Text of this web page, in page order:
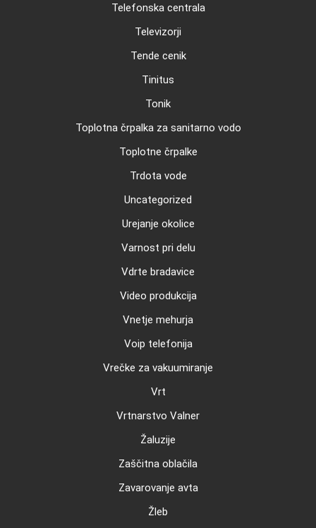
Telefonska centrala
Televizorji
Tende cenik
Tinitus
Tonik
Toplotna črpalka za sanitarno vodo
Toplotne črpalke
Trdota vode
Uncategorized
Urejanje okolice
Varnost pri delu
Vdrte bradavice
Video produkcija
Vnetje mehurja
Voip telefonija
Vrečke za vakuumiranje
Vrt
Vrtnarstvo Valner
Žaluzije
Zaščitna oblačila
Zavarovanje avta
Žleb